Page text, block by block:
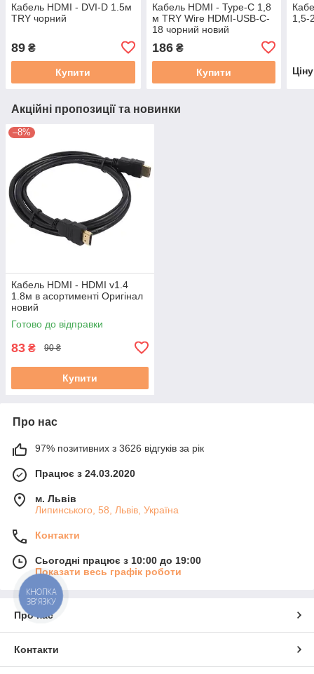
Кабель HDMI - DVI-D 1.5м
TRY чорний
89 ₴
Купити
Кабель HDMI - Type-C 1,8
м TRY Wire HDMI-USB-C-
18 чорний новий
186₴
Купити
1,5-
Акційні пропозиції та новинки
–8%
Кабель HDMI - HDMI v1.4
1.8м в асортименті Оригінал
новий
Готово до відправки
83 ₴ 90 ₴
Купити
Про нас
97% позитивних з 3626 відгуків за рік
Працює з 24.03.2020
м. Львів
Липинського, 58, Львів, Україна
Контакти
Сьогодні працює з 10:00 до 19:00
Показати весь графік роботи
Про нас
Контакти
КНОПКА
ЗВ'ЯЗКУ